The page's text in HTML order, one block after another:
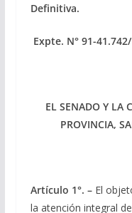
Definitiva.
Expte. N° 91-
EL SENADO Y LA
PROVINCIA,
Artículo 1°. –El
la atención integral